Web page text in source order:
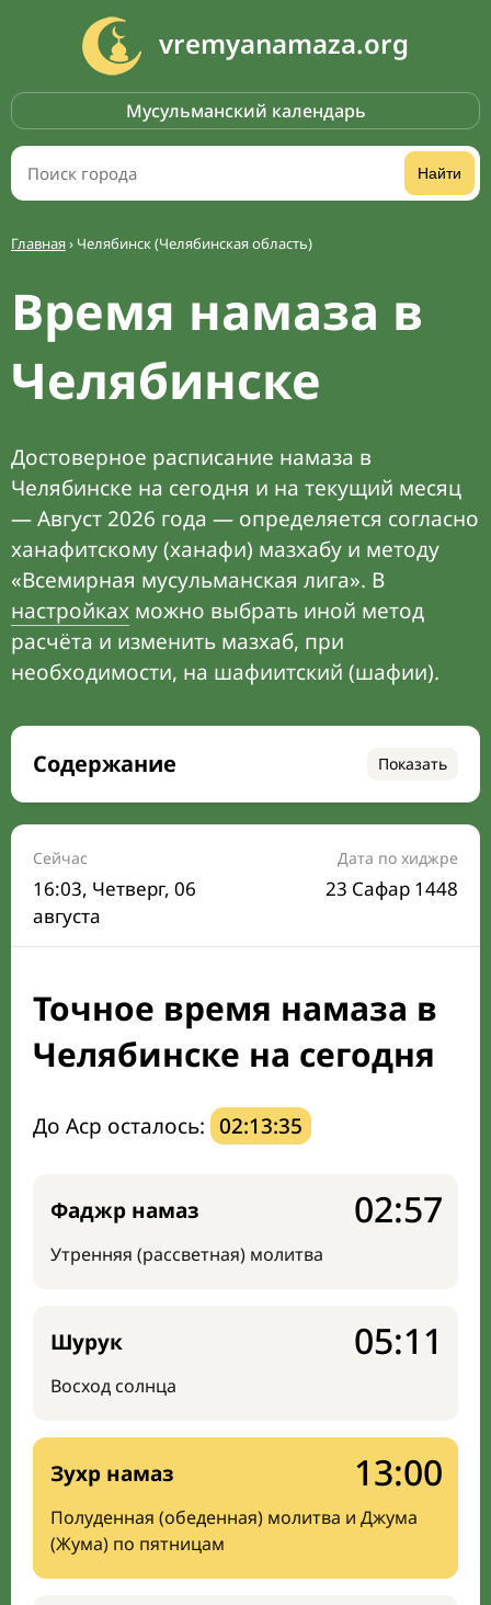
vremyanamaza.org
Мусульманский календарь
Найти
Главная› Челябинск (Челябинская область)
Время намаза в
Челябинске
Достоверное расписание намаза в
Челябинске на сегодня и на текущий месяц
— Август 2026 года — определяется согласно
ханафитскому (ханафи) мазхабу и методу
«Всемирная мусульманская лига». В
настройках можно выбрать иной метод
расчёта и изменить мазхаб, при
необходимости, на шафиитский (шафии).
Содержание Показать
Время намаза на сегодня
Расписание на месяц
Время Сухура и Ифтара на сегодня
Календарь рамадана
Мечети и молельные комнаты
Направление киблы
Сейчас
16:03, Четверг, 06
августа
Дата по хиджре
23 Сафар 1448
Точное время намаза в
Челябинске на сегодня
До Аср осталось: 02:13:34
Фаджр намаз
Утренняя (рассветная) молитва
02:57
Шурук
Восход солнца
05:11
Зухр намаз
Полуденная (обеденная) молитва и Джума
(Жума) по пятницам
13:00